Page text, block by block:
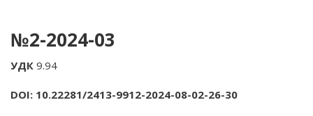
№2-2024-03
УДК 9.94
DOI: 10.22281/2413-9912-2024-08-02-26-30